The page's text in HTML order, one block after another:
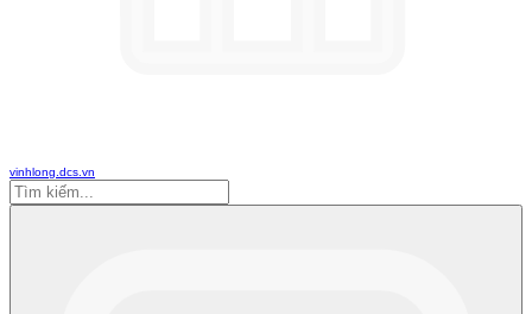
vinhlong.dcs.vn